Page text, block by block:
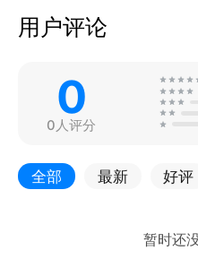
用户评论
0
0人评分
全部 最新 好评